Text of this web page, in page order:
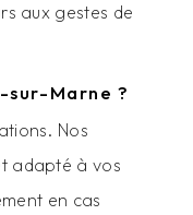
aux gestes de
sur-Marne ?
Nos
adapté à vos
en cas